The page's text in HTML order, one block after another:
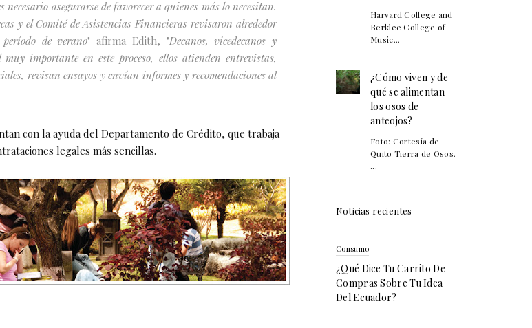
necesario asegurarse de favorecer a quienes más lo necesitan.
y el Comité de Asistencias Financieras revisaron alrededor
de verano" afirma Edith, "Decanos, vicedecanos y
importante en este proceso, ellos atienden entrevistas,
revisan ensayos y envían informes y recomendaciones al
con la ayuda del Departamento de Crédito, que trabaja
legales más sencillas.
Harvard College and
Berklee College of
Music...
¿Cómo viven y de
qué se alimentan
los osos de
anteojos?
Foto: Cortesía de
Quito Tierra de Osos.
...
Noticias recientes
Consumo
¿Qué Dice Tu Carrito De
Compras Sobre Tu Idea
Del Ecuador?